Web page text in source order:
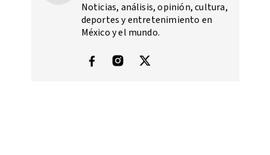
Noticias, análisis, opinión, cultura,
deportes y entretenimiento en
México y el mundo.